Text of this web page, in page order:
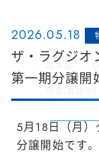
日本語
2026.05.18
ザ・ラグジオ
第一期分譲開
5月18日（月
分譲開始です。